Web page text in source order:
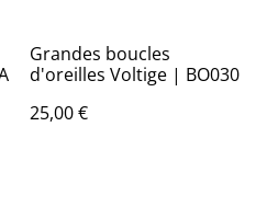
Grandes boucles
d'oreilles Voltige | BO030
25,00 €